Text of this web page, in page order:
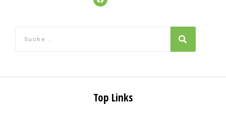
Top Links